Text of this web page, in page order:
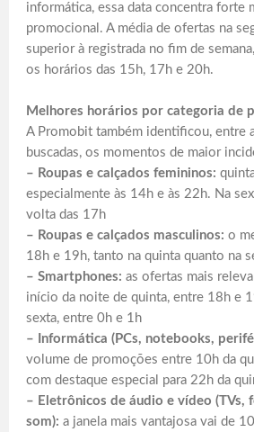
informática, essa data concentra forte
promocional. A média de ofertas na
superior à registrada no fim de
os horários das 15h, 17h e 20h.
Melhores horários por categoria de
A Promobit também identificou, entre
buscadas, os momentos de maior
– Roupas e calçados femininos:
especialmente às 14h e às 22h. Na
volta das 17h
– Roupas e calçados masculinos: o
18h e 19h, tanto na quinta quanto na
– Smartphones: as ofertas mais
início da noite de quinta, entre 18h e
sexta, entre 0h e 1h
– Informática (PCs, notebooks,
volume de promoções entre 10h da
com destaque especial para 22h da
– Eletrônicos de áudio e vídeo (TVs,
som): a janela mais vantajosa vai de